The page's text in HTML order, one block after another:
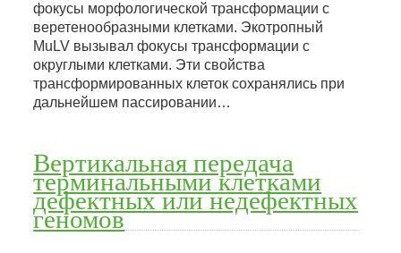
фокусы морфологической трансформации с
веретенообразными клетками. Экотропный
MuLV вызывал фокусы трансформации с
округлыми клетками. Эти свойства
трансформированных клеток сохранялись при
дальнейшем пассировании…
Вертикальная передача
терминальными клетками
дефектных или недефектных
геномов